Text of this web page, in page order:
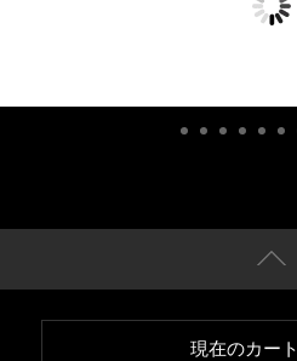
現在のカー